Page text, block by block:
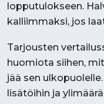
lopputulokseen.
kalliimmaksi, jos
Tarjousten
huomiota siihen,
jää sen
lisätöihin ja